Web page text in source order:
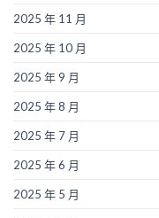
2025 年 11 月
2025 年 10 月
2025 年 9 月
2025 年 8 月
2025 年 7 月
2025 年 6 月
2025 年 5 月